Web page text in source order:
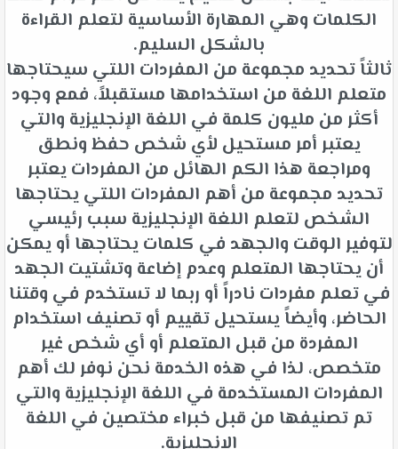
الكلمات وهي المهارة الأساسية لتعلم القراءة
بالشكل السليم.
ثالثاً تحديد مجموعة من المفردات اللتي سيحتاجها
متعلم اللغة من استخدامها مستقبلاً، فمع وجود
أكثر من مليون كلمة في اللغة الإنجليزية والتي
يعتبر أمر مستحيل لأي شخص حفظ ونطق
ومراجعة هذا الكم الهائل من المفردات يعتبر
تحديد مجموعة من أهم المفردات اللتي يحتاجها
الشخص لتعلم اللغة الإنجليزية سبب رئيسي
لتوفير الوقت والجهد في كلمات يحتاجها أو يمكن
أن يحتاجها المتعلم وعدم إضاعة وتشتيت الجهد
في تعلم مفردات نادراً أو ربما لا تستخدم في وقتنا
الحاضر، وأيضاً يستحيل تقييم أو تصنيف استخدام
المفردة من قبل المتعلم أو أي شخص غير
متخصص، لذا في هذه الخدمة نحن نوفر لك أهم
المفردات المستخدمة في اللغة الإنجليزية والتي
تم تصنيفها من قبل خبراء مختصين في اللغة